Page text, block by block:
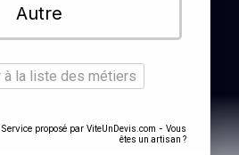
Autre
à la liste des métiers
proposé par ViteUnDevis.com - Vous
êtes un artisan ?